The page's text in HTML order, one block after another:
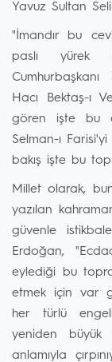
Yavuz Sultan
"İmandır bu
paslı yürek
Hacı Bektaş-ı
gören işte bu
Selman-ı
bakış işte bu
Millet olarak,
yazılan
güvenle
Erdoğan,
eylediği bu
etmek için var
her türlü
yeniden
anlamıyla